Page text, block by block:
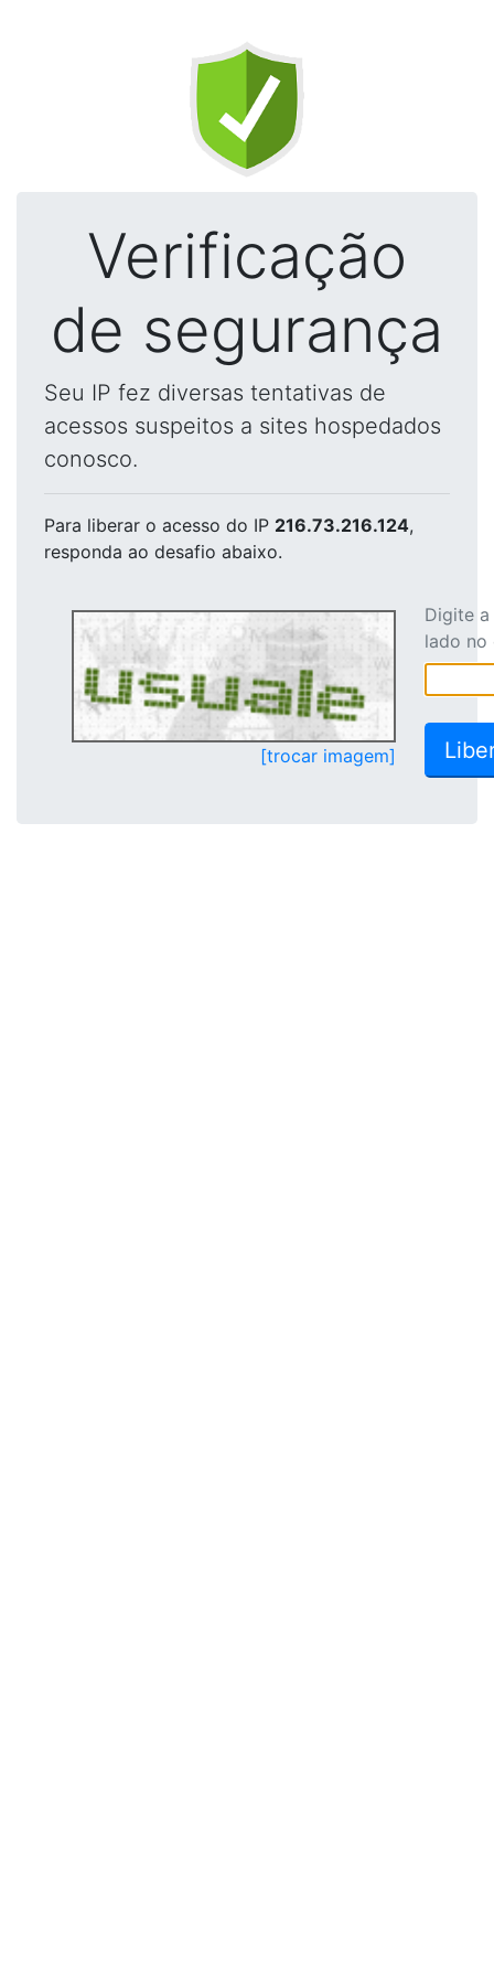
Verificação
de segurança
Seu IP fez diversas tentativas de
acessos suspeitos a sites hospedados
conosco.
Para liberar o acesso do IP 216.73.216.124,
responda ao desafio abaixo.
[trocar imagem]
Digite
lado no